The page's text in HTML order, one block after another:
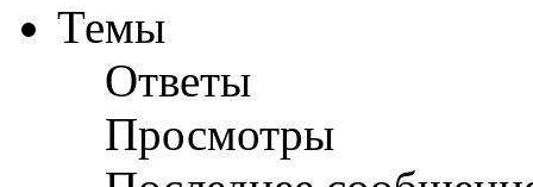
Темы
Ответы
Просмотры